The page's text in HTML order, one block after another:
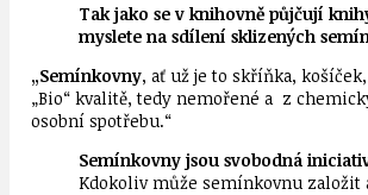
Tak jako se v knihovně půjčují
myslete na sdílení sklizených
„Semínkovny, ať už je to skříňka,
„Bio“ kvalitě, tedy nemořené a z
osobní spotřebu.“
Semínkovny jsou svobodná
Kdokoliv může semínkovnu založit